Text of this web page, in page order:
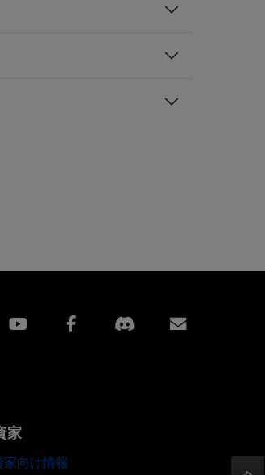
Facebook
家
家向け情報